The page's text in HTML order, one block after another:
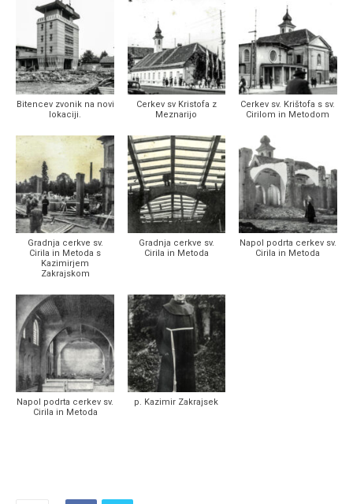
Bitencev zvonik na novi
lokaciji.
Cerkev sv Kristofa z
Meznarijo
Cerkev sv. Krištofa s sv.
Cirilom in Metodom
Gradnja cerkve sv.
Cirila in Metoda s
Kazimirjem
Zakrajskom
Gradnja cerkve sv.
Cirila in Metoda
Napol podrta cerkev sv.
Cirila in Metoda
Napol podrta cerkev sv.
Cirila in Metoda
p. Kazimir Zakrajsek